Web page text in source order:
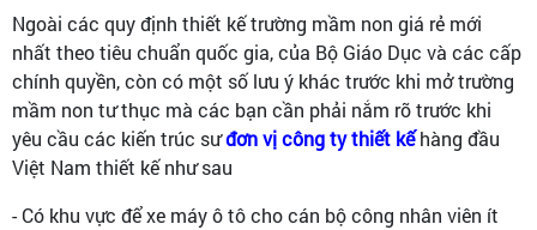
Ngoài các quy định thiết kế trường mầm non giá rẻ mới
nhất theo tiêu chuẩn quốc gia, của Bộ Giáo Dục và các cấp
chính quyền, còn có một số lưu ý khác trước khi mở trường
mầm non tư thục mà các bạn cần phải nắm rõ trước khi
yêu cầu các kiến trúc sưđơn vị công ty thiết kếhàng đầu
Việt Nam thiết kế như sau
- Có khu vực để xe máy ô tô cho cán bộ công nhân viên ít